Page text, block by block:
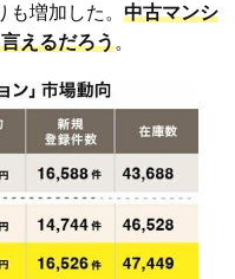
増加した。 中古マンシ
えるだろう。